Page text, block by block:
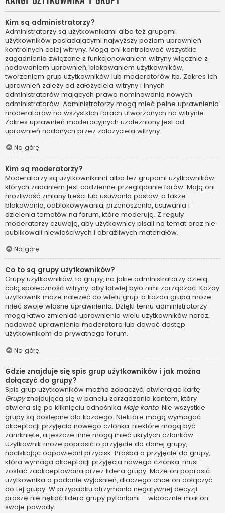
Kim są administratorzy?
Administratorzy są użytkownikami albo też grupami
użytkowników posiadającymi najwyższy poziom uprawnień
kontrolnych całej witryny. Mogą oni kontrolować wszystkie
zagadnienia związane z funkcjonowaniem witryny włącznie z
nadawaniem uprawnień, blokowaniem użytkowników,
tworzeniem grup użytkowników lub moderatorów itp. Zakres ich
uprawnień zależy od założyciela witryny i innych
administratorów mających prawo nominowania nowych
administratorów. Administratorzy mogą mieć pełne uprawnienia
moderatorów na wszystkich forach utworzonych na witrynie.
Zakres uprawnień moderacyjnych uzależniony jest od
uprawnień nadanych przez założyciela witryny.
Na górę
Kim są moderatorzy?
Moderatorzy są użytkownikami albo też grupami użytkowników,
których zadaniem jest codzienne przeglądanie forów. Mają oni
możliwość zmiany treści lub usuwania postów, a także
blokowania, odblokowywania, przenoszenia, usuwania i
dzielenia tematów na forum, które moderują. Z reguły
moderatorzy czuwają, aby użytkownicy pisali na temat oraz nie
publikowali niewłaściwych i obraźliwych materiałów.
Na górę
Co to są grupy użytkowników?
Grupy użytkowników, to grupy, na jakie administratorzy dzielą
całą społeczność witryny, aby łatwiej było nimi zarządzać. Każdy
użytkownik może należeć do wielu grup, a każda grupa może
mieć swoje własne uprawnienia. Dzięki temu administratorzy
mogą łatwo zmieniać uprawnienia wielu użytkowników naraz,
nadawać uprawnienia moderatora lub dawać dostęp
użytkownikom do prywatnego forum.
Na górę
Gdzie znajduje się spis grup użytkowników i jak można
dołączyć do grupy?
Spis grup użytkowników można zobaczyć, otwierając kartę
Grupyznajdującą się w panelu zarządzania kontem, który
otwiera się po kliknięciu odnośnika Moje konto. Nie wszystkie
grupy są dostępne dla każdego. Niektóre mogą wymagać
akceptacji przyjęcia nowego członka, niektóre mogą być
zamknięte, a jeszcze inne mogą mieć ukrytych członków.
Użytkownik może poprosić o przyjęcie do danej grupy,
naciskając odpowiedni przycisk. Prośba o przyjęcie do grupy,
która wymaga akceptacji przyjęcia nowego członka, musi
zostać zaakceptowana przez lidera grupy. Może on poprosić
użytkownika o podanie wyjaśnień, dlaczego chce on dołączyć
do tej grupy. W przypadku otrzymania negatywnej decyzji
proszę nie nękać lidera grupy pytaniami – widocznie miał on
swoje powody.